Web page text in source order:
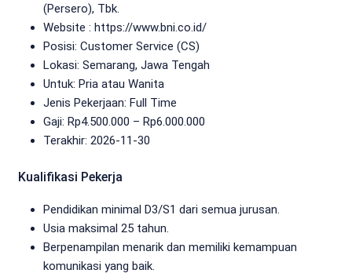
(Persero), Tbk.
Website : https://www.bni.co.id/
Posisi: Customer Service (CS)
Lokasi: Semarang, Jawa Tengah
Untuk: Pria atau Wanita
Jenis Pekerjaan: Full Time
Gaji: Rp4.500.000 – Rp6.000.000
Terakhir: 2026-11-30
Kualifikasi Pekerja
Pendidikan minimal D3/S1 dari semua jurusan.
Usia maksimal 25 tahun.
Berpenampilan menarik dan memiliki kemampuan
komunikasi yang baik.